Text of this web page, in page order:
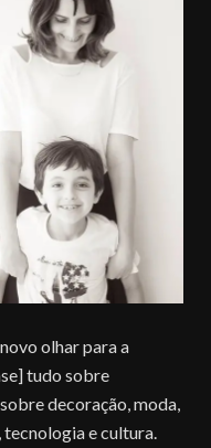
olhar para a
tudo sobre
decoração, moda,
tecnologia e cultura.